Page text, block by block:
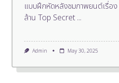
แบบฝึกหัดหลังชมภาพยนต์เรื่อ
ล้าน Top Secret ...
Admin May 30, 2025